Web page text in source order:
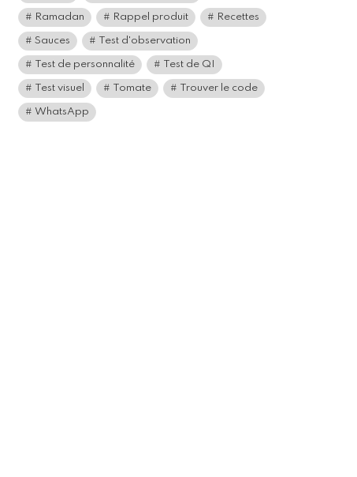
Ramadan Rappel produit Recettes
Sauces Test d'observation
Test de personnalité Test de QI
Test visuel Tomate Trouver le code
WhatsApp